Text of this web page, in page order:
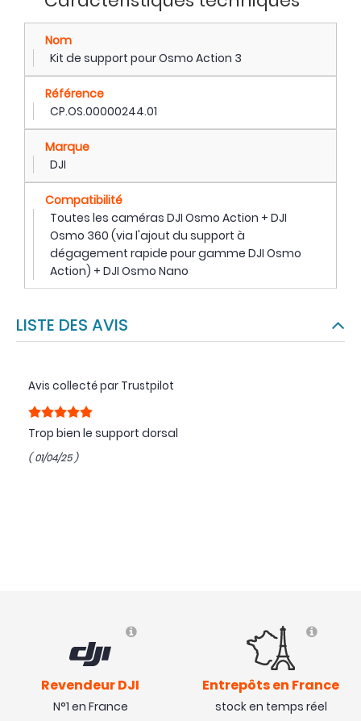
Nom
Kit de support pour Osmo Action 3
Référence
CP.OS.00000244.01
Marque
DJI
Compatibilité
Toutes les caméras DJI Osmo Action + DJI
Osmo 360 (via l'ajout du support à
dégagement rapide pour gamme DJI Osmo
Action) + DJI Osmo Nano
LISTE DES AVIS
Avis collecté par Trustpilot
Trop bien le support dorsal
( 01/04/25 )
Revendeur DJI
N°1 en France
Entrepôts en France
stock en temps réel